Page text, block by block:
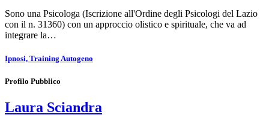
Sono una Psicologa (Iscrizione all'Ordine degli Psicologi del Lazio
con il n. 31360) con un approccio olistico e spirituale, che va ad
integrare la…
Ipnosi, Training Autogeno
Profilo Pubblico
Laura Sciandra